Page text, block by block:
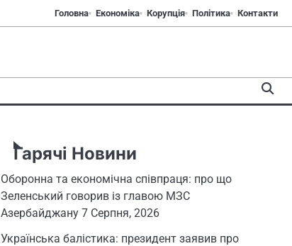
Головна Економіка Корупція Політика Контакти
Гарячі Новини
Оборонна та економічна співпраця: про що
Зеленський говорив із главою МЗС
Азербайджану 7 Серпня, 2026
Українська балістика: президент заявив про